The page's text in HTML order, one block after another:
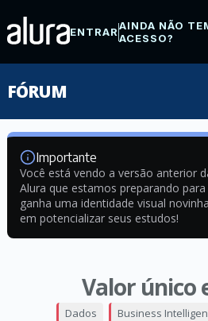
ENTRARAINDA NÃO
ACESSO?
FÓRUM
Importante
Você está vendo a versão anterior
Alura que estamos preparando
ganha uma identidade visual
em potencializar seus estudos!
Valor único
Dados Business